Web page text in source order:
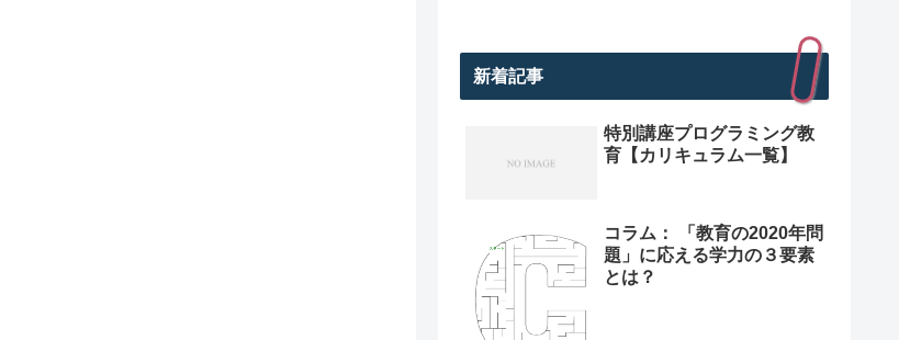
新着記事
特別講座プログラミング教
育【カリキュラム一覧】
コラム： 「教育の2020年問
題」に応える学力の３要素
とは？